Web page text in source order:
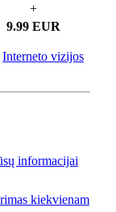
+
9.99 EUR
Interneto vizijos